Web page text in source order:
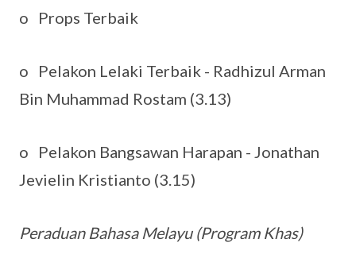
o Props Terbaik
o Pelakon Lelaki Terbaik - Radhizul Arman
Bin Muhammad Rostam (3.13)
o Pelakon Bangsawan Harapan - Jonathan
Jevielin Kristianto (3.15)
Peraduan Bahasa Melayu (Program Khas)